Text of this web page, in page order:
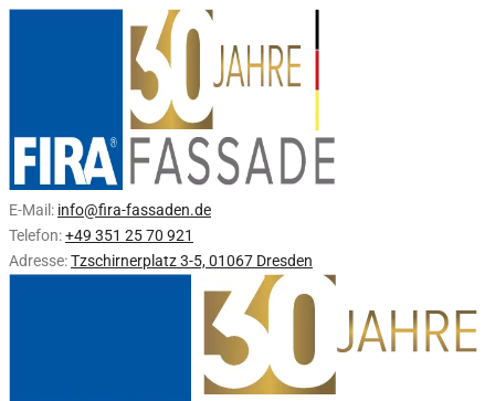
E-Mail: info@fira-fassaden.de
Telefon:+49 351 25 70 921
Adresse:Tzschirnerplatz 3-5, 01067 Dresden